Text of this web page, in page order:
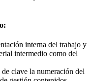
interna del trabajo y
intermedio como del
clave la numeración del